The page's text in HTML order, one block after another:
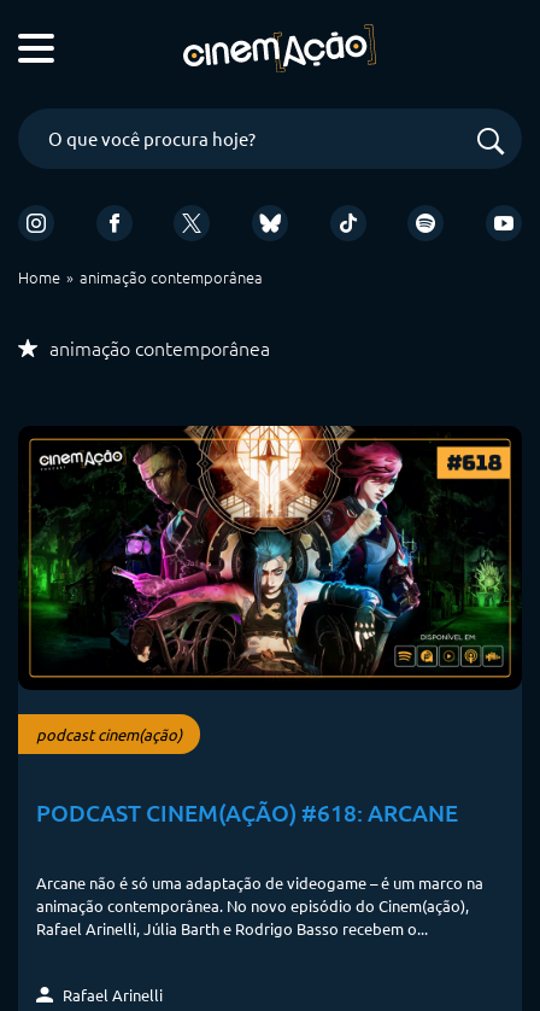
Home animação contemporânea
animação contemporânea
podcast cinem(ação)
PODCAST CINEM(AÇÃO) #618: ARCANE
Arcane não é só uma adaptação de videogame – é um marco na
animação contemporânea. No novo episódio do Cinem(ação),
Rafael Arinelli, Júlia Barth e Rodrigo Basso recebem o...
Rafael Arinelli